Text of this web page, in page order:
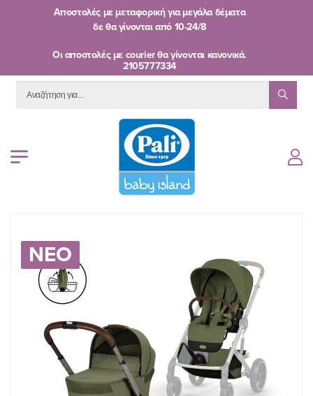
Αποστολές με μεταφορική για μεγάλα δέματα
δε θα γίνονται από 10-24/8
Oι αποστολές με courier θα γίνονται κανονικά.
2105777334
ΝΕΟ